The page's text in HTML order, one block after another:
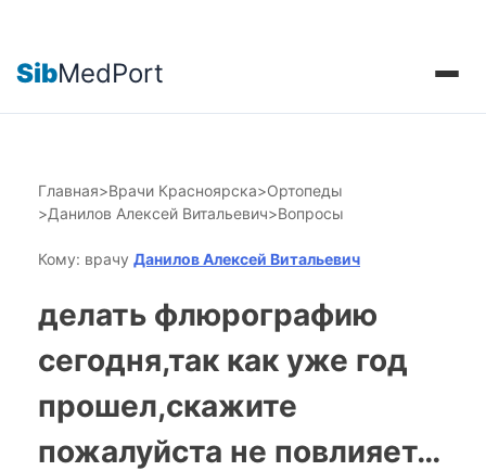
SibMedPort
Главная>Врачи Красноярска>Ортопеды
>Данилов Алексей Витальевич>Вопросы
Кому: врачу Данилов Алексей Витальевич
делать флюрографию
сегодня,так как уже год
прошел,скажите
пожалуйста не повлияет…